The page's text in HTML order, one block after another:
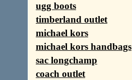
ugg boots
timberland outlet
michael kors
michael kors handbags
sac longchamp
coach outlet